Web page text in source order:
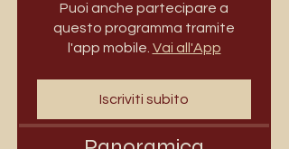
Puoi anche partecipare a
questo programma tramite
l'app mobile. Vai all'App
Iscriviti subito